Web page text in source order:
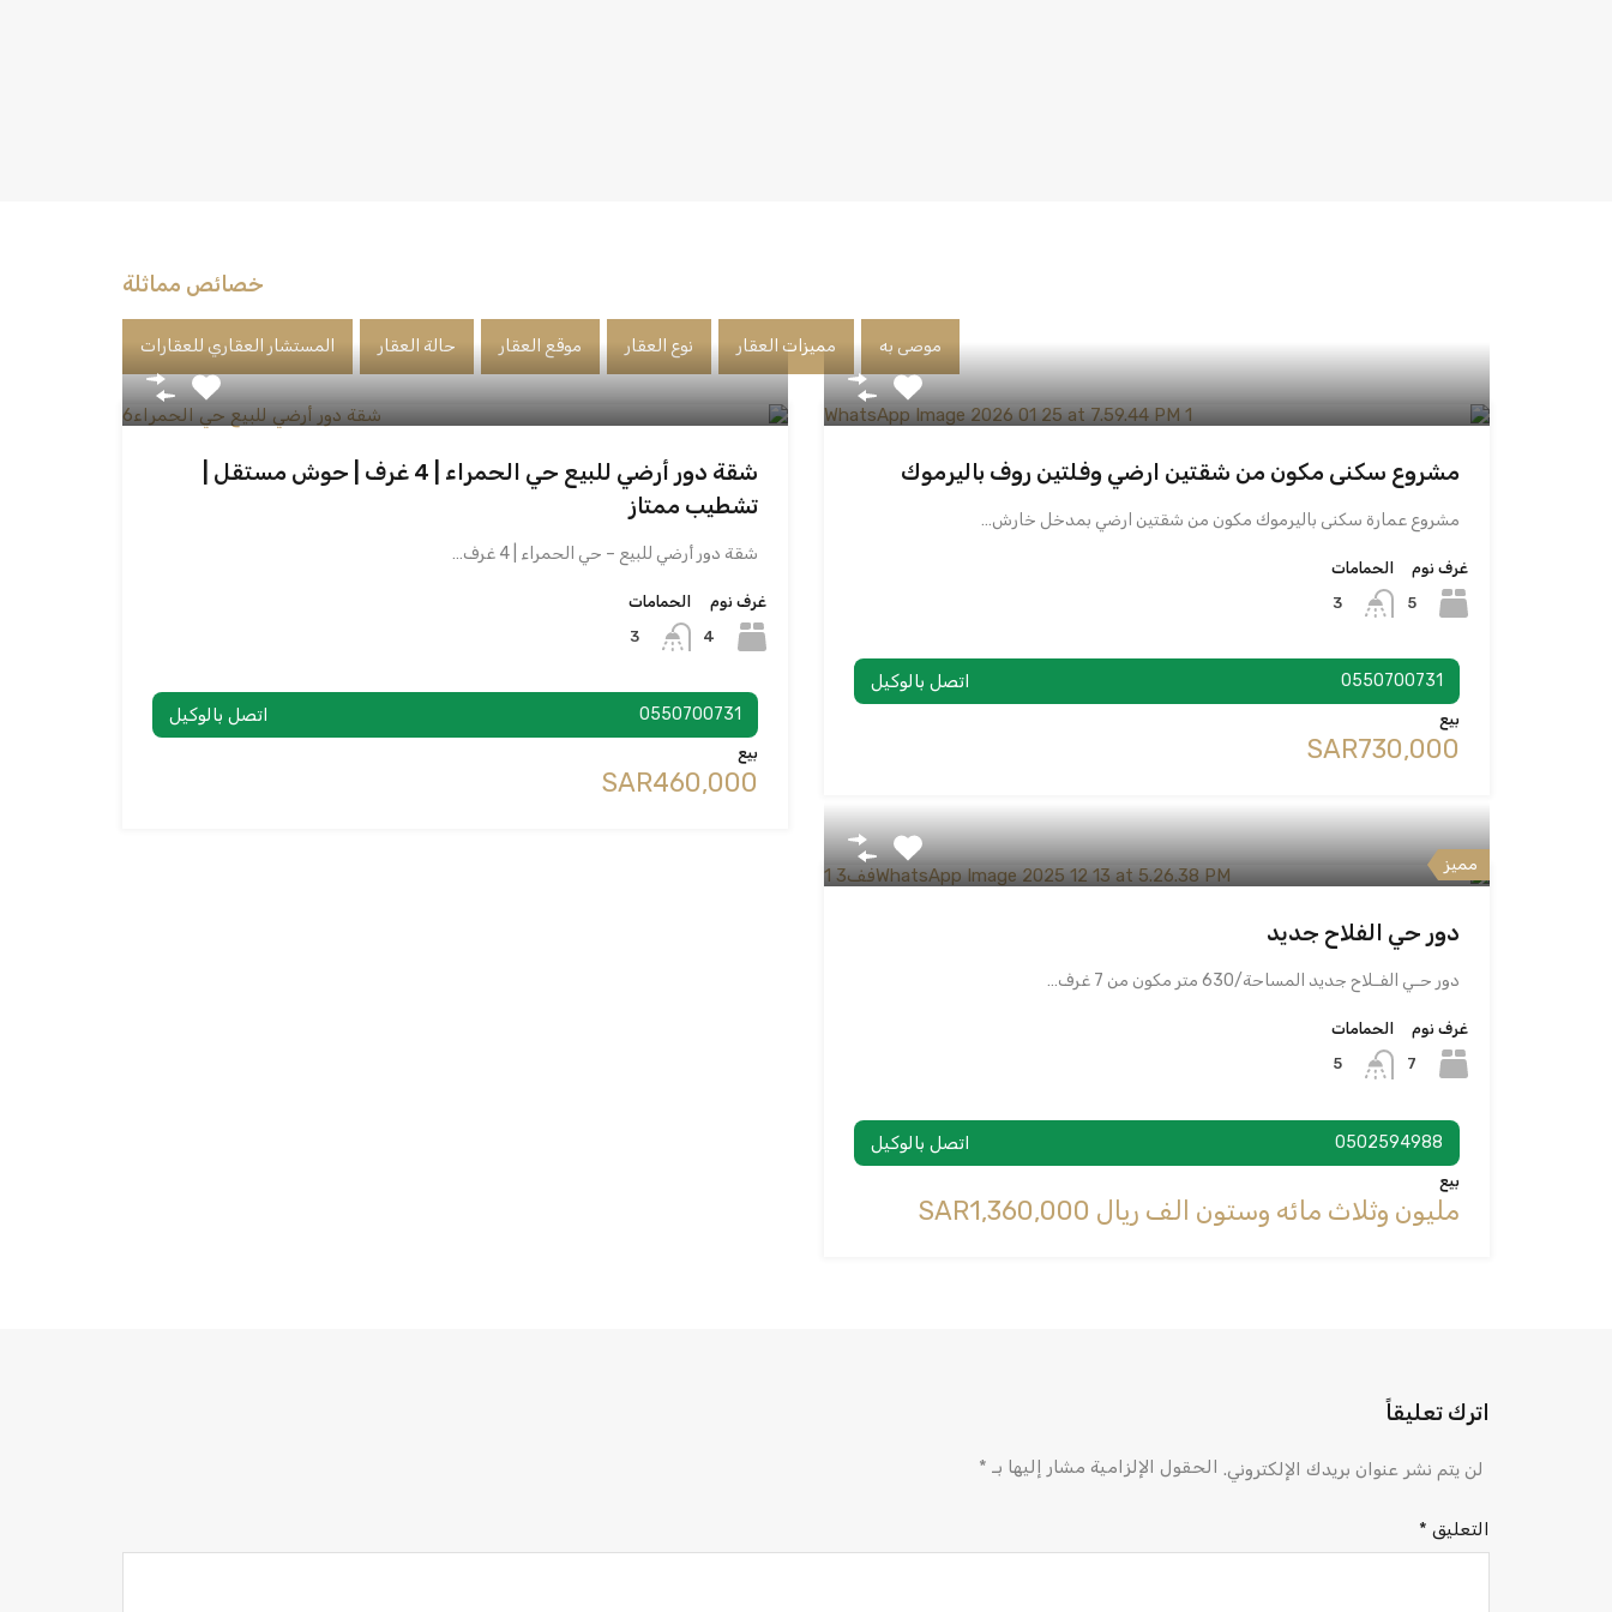
خصائص مماثلة
موصى به مميزات العقار نوع العقار موقع العقار حالة العقار المستشار العقاري للعقارات
مشروع سكنى مكون من شقتين ارضي وفلتين روف باليرموك
مشروع عمارة سكنى باليرموك مكون من شقتين ارضي بمدخل خارش…
غرف نوم
5
الحمامات
3
اتصل بالوكيل 0550700731
بيع
‪SAR730,000
شقة دور أرضي للبيع حي الحمراء | 4 غرف | حوش مستقل |
تشطيب ممتاز
شقة دور أرضي للبيع – حي الحمراء | 4 غرف…
غرف نوم
4
الحمامات
3
اتصل بالوكيل 0550700731
بيع
‪SAR460,000
مميز
دور حي الفلاح جديد
دور حـي الفـلاح جديد المساحة/630 متر مكون من 7 غرف…
غرف نوم
7
الحمامات
5
اتصل بالوكيل 0502594988
بيع
‪SAR1,360,000 مليون وثلاث مائه وستون الف ريال
اترك تعليقاً
لن يتم نشر عنوان بريدك الإلكتروني. الحقول الإلزامية مشار إليها بـ *
التعليق *